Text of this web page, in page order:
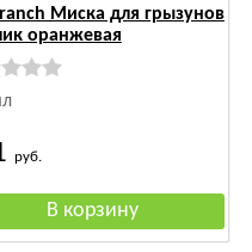
Миска для грызунов
оранжевая
руб.